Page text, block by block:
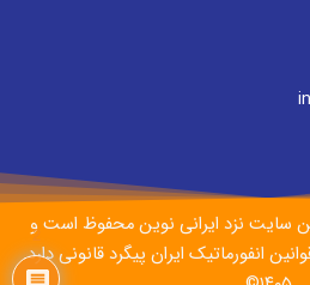
سایت نزد ایرانی نوین محفوظ است و
انفورماتیک ایران پیگرد قانونی دارد.
2